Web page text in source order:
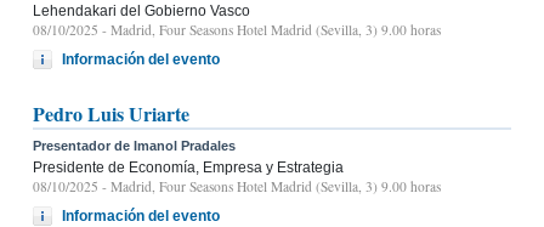
Lehendakari del Gobierno Vasco
08/10/2025 - Madrid, Four Seasons Hotel Madrid (Sevilla, 3) 9.00 horas
Información del evento
Pedro Luis Uriarte
Presentador de Imanol Pradales
Presidente de Economía, Empresa y Estrategia
08/10/2025 - Madrid, Four Seasons Hotel Madrid (Sevilla, 3) 9.00 horas
Información del evento